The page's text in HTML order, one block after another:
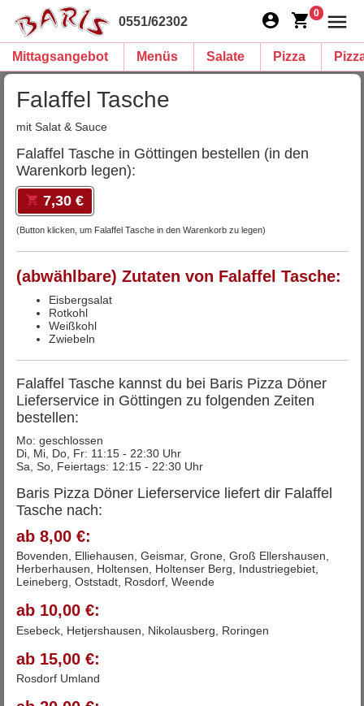
0551/62302
0
Mittagsangebot Menüs Salate Pizza
Falaffel Tasche
mit Salat & Sauce
Falaffel Tasche in Göttingen bestellen (in den
Warenkorb legen):
7,30 €
(Button klicken, um Falaffel Tasche in den Warenkorb zu legen)
(abwählbare) Zutaten von Falaffel Tasche:
Eisbergsalat
Rotkohl
Weißkohl
Zwiebeln
Falaffel Tasche kannst du bei Baris Pizza Döner
Lieferservice in Göttingen zu folgenden Zeiten
bestellen:
Mo: geschlossen
Di, Mi, Do, Fr: 11:15 - 22:30 Uhr
Sa, So, Feiertags: 12:15 - 22:30 Uhr
Baris Pizza Döner Lieferservice liefert dir Falaffel
Tasche nach:
ab 8,00 €:
Bovenden, Elliehausen, Geismar, Grone, Groß Ellershausen,
Herberhausen, Holtensen, Holtenser Berg, Industriegebiet,
Leineberg, Oststadt, Rosdorf, Weende
ab 10,00 €:
Esebeck, Hetjershausen, Nikolausberg, Roringen
ab 15,00 €:
Rosdorf Umland